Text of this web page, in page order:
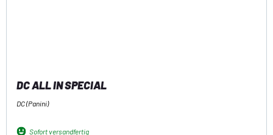
DC ALL IN SPECIAL
DC (Panini)
Sofort versandfertig